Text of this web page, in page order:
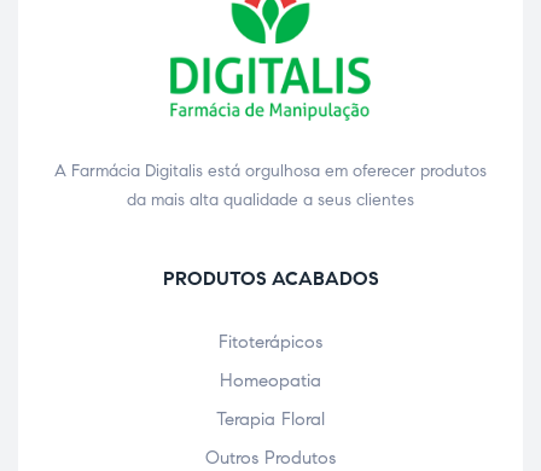
A Farmácia Digitalis está orgulhosa em oferecer produtos
da mais alta qualidade a seus clientes
PRODUTOS ACABADOS
Fitoterápicos
Homeopatia
Terapia Floral
Outros Produtos